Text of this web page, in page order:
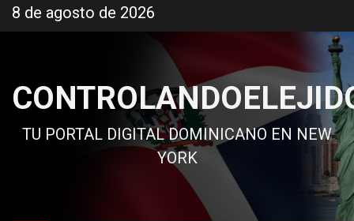
al
8 de agosto de 2026
TU PORTAL DIGITAL DOMINICANO EN NEW
YORK